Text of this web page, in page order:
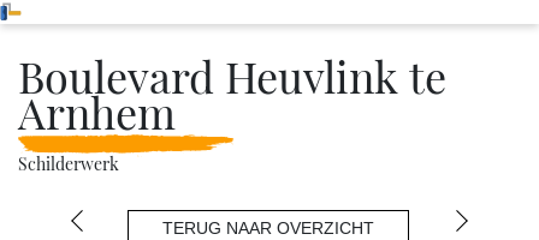
Boulevard Heuvlink te
Arnhem
Schilderwerk
TERUG NAAR OVERZICHT